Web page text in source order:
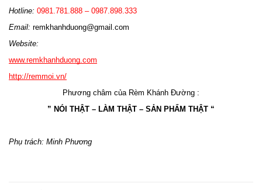
Hotline: 0981.781.888 – 0987.898.333
Email: remkhanhduong@gmail.com
Website:
www.remkhanhduong.com
http://remmoi.vn/
Phương châm của Rèm Khánh Đường :
” NÓI THẬT – LÀM THẬT – SẢN PHẨM THẬT “
Phụ trách: Minh Phương